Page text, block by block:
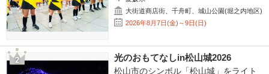
大街道商店街、千舟町、城山公園(堀之内地区)
2026年8月7日(金)～9日(日)
光のおもてなしin松山城2026
松山市のシンボル「松山城」をライト